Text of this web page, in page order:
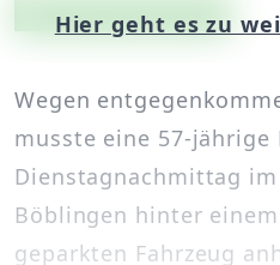
Artikel vorlesen
Exklusiv für Abonnenten
Wegen
musste eine 57-jährige
Dienstagnachmittag
Böblingen hinter
geparkten Fahrzeug
Hier geht es zu